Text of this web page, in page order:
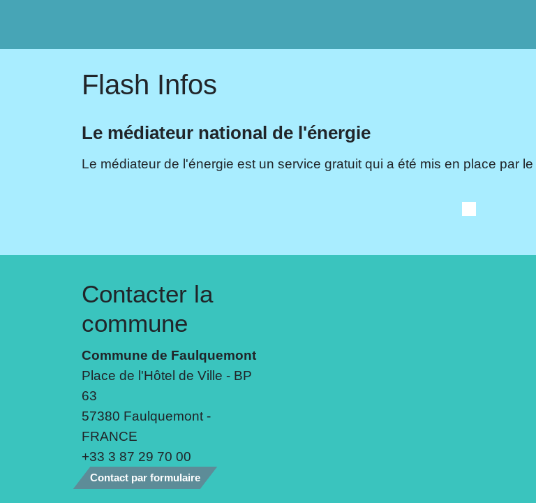
Flash Infos
Le médiateur national de l'énergie
Le médiateur de l'énergie est un service gratuit qui a été mis en place par
Contacter la
commune
Commune de Faulquemont
Place de l'Hôtel de Ville - BP
63
57380 Faulquemont -
FRANCE
+33 3 87 29 70 00
Contact par formulaire